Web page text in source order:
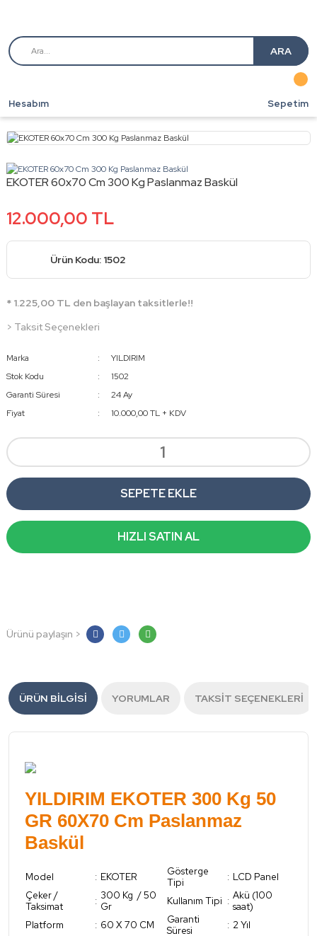
ARA
Hesabım Sepetim
EKOTER 60x70 Cm 300 Kg Paslanmaz Baskül
12.000,00 TL
Ürün Kodu: 1502
* 1.225,00 TL den başlayan taksitlerle!!
> Taksit Seçenekleri
Marka
YILDIRIM
Stok Kodu
1502
Garanti Süresi
24 Ay
Fiyat
10.000,00 TL + KDV
SEPETE EKLE
HIZLI SATIN AL
Ürünü paylaşın >
ÜRÜN BILGISI YORUMLAR TAKSIT SEÇENEKLERI
YILDIRIM EKOTER 300 Kg 50
GR 60X70 Cm Paslanmaz
Baskül
Model : EKOTER
Gösterge
Tipi
: LCD Panel
Çeker /
Taksimat
: 300 Kg / 50
Gr
Kullanım Tipi : Akü (100
saat)
Platform
: 60 X 70 CM
Garanti
Süresi
: 2 Yıl